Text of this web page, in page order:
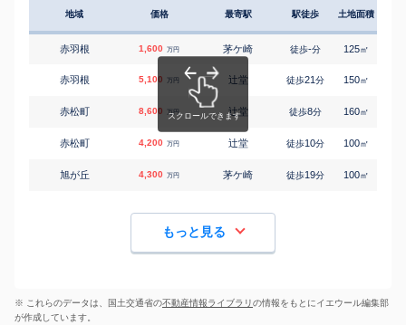
地域 価格 最寄駅 駅徒歩 土地面積
赤羽根 1,600 万円 茅ケ崎 徒歩-分 125㎡
赤羽根 5,100 万円 辻堂 徒歩21分 150㎡
赤松町 8,600 万円 辻堂 徒歩8分 160㎡
赤松町 4,200 万円 辻堂 徒歩10分 100㎡
旭が丘 4,300 万円 茅ケ崎 徒歩19分 100㎡
もっと見る
※ これらのデータは、国土交通省の不動産情報ライブラリの情報をもとにイエウール編集部
が作成しています。